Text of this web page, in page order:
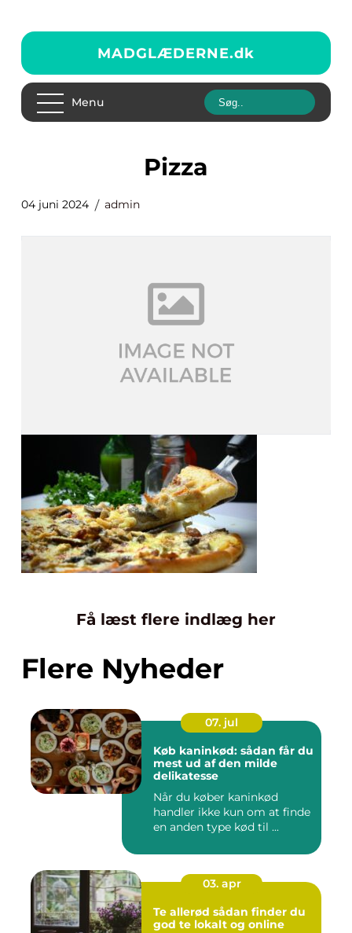
MADGLÆDERNE.dk
Menu
pizza
04 juni 2024 admin
Få læst flere indlæg her
Flere Nyheder
07. jul
Køb kaninkød: sådan får du
mest ud af den milde
delikatesse
Når du køber kaninkød
handler ikke kun om at finde
en anden type kød til ...
03. apr
Te allerød sådan finder du
god te lokalt og online